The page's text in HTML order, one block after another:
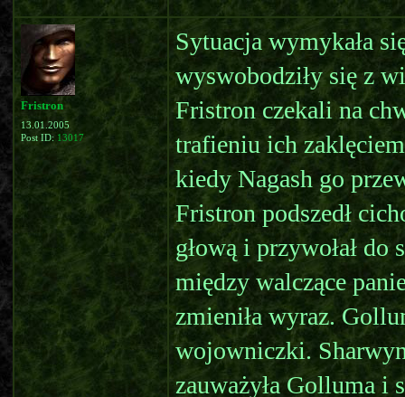
Fristron
13.01.2005
Post ID: 13017
Sytuacja wymykała
wyswobodziły się z
Fristron czekali na
trafieniu ich
kiedy Nagash go
Fristron podszedł
głową i przywołał do
między walczące
zmieniła wyraz.
wojowniczki.
zauważyła Golluma i